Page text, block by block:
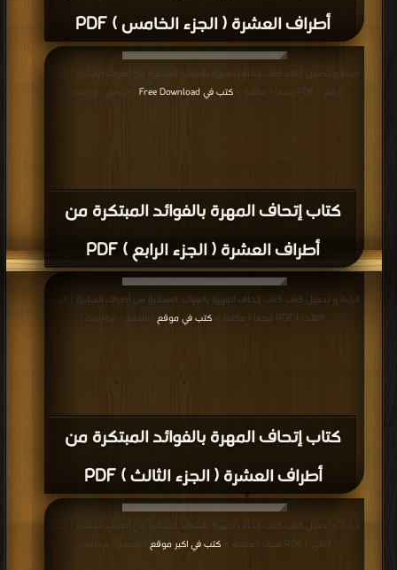
أطراف العشرة ( الجزء الخامس ) PDF
كتاب إتحاف المهرة بالفوائد المبتكرة من
أطراف العشرة ( الجزء الرابع ) PDF
قراءة و تحميل كتاب كتاب إتحاف المهرة بالفوائد المبتكرة من أطراف العشرة ( الجزء
الرابع ) PDF مجانا | مكتبة >
كتب في Free Download | التحميل : مرة/مرات
كتاب إتحاف المهرة بالفوائد المبتكرة من
أطراف العشرة ( الجزء الثالث ) PDF
قراءة و تحميل كتاب كتاب إتحاف المهرة بالفوائد المبتكرة من أطراف العشرة ( الجزء
الثالث ) PDF مجانا | مكتبة >
كتب في موقع | التحميل : مرة/مرات
قراءة و تحميل كتاب كتاب إتحاف المهرة بالفوائد المبتكرة من أطراف العشرة ( الجزء
الثاني ) PDF مجانا | مكتبة >
كتب في اكبر موقع | التحميل : مرة/مرات